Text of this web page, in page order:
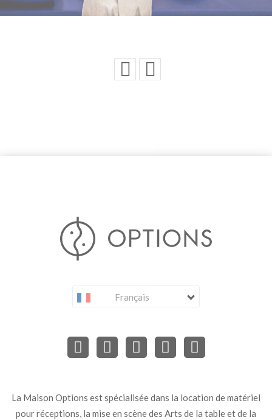
Français
La Maison Options est spécialisée dans la location de matériel
pour réceptions, la mise en scène des Arts de la table et de la